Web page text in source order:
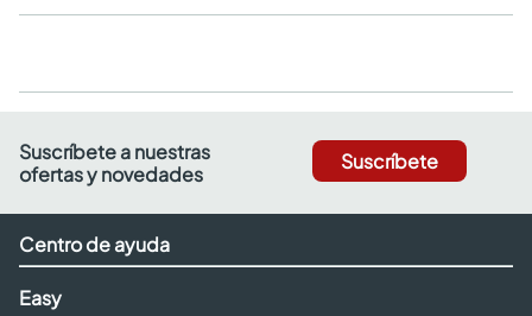
Suscríbete a nuestras
ofertas y novedades
Suscríbete
Centro de ayuda
Easy